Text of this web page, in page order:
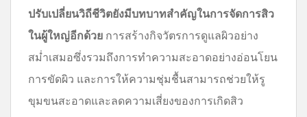
ปรับเปลี่ยนวิถีชีวิตยังมีบทบาทสำคัญในการจัดการสิว
ในผู้ใหญ่อีกด้วย การสร้างกิจวัตรการดูแลผิวอย่าง
สม่ำเสมอซึ่งรวมถึงการทำความสะอาดอย่างอ่อนโยน
การขัดผิว และการให้ความชุ่มชื้นสามารถช่วยให้รู
ขุมขนสะอาดและลดความเสี่ยงของการเกิดสิว